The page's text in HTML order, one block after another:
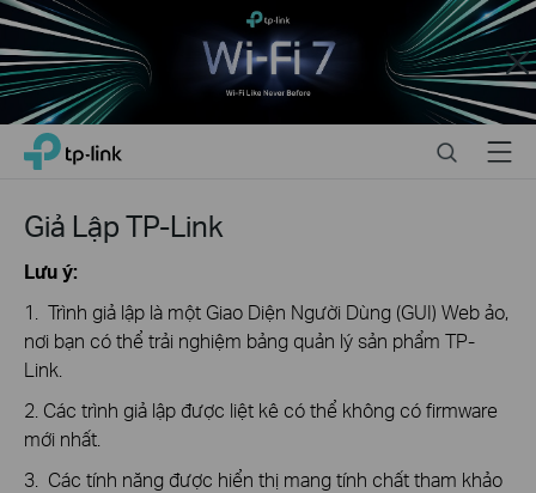
Close
Click
navigation
TP-Link, Reliably Smart SearchMenu
Giả Lập TP-Link
Lưu ý:
1. Trình giả lập là một Giao Diện Người Dùng (GUI) Web ảo,
nơi bạn có thể trải nghiệm bảng quản lý sản phẩm TP-
Link.
2. Các trình giả lập được liệt kê có thể không có firmware
mới nhất.
3. Các tính năng được hiển thị mang tính chất tham khảo